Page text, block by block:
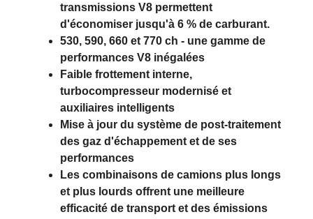
transmissions V8 permettent
d'économiser jusqu'à 6 % de carburant.
530, 590, 660 et 770 ch - une gamme de
performances V8 inégalées
Faible frottement interne,
turbocompresseur modernisé et
auxiliaires intelligents
Mise à jour du système de post-traitement
des gaz d'échappement et de ses
performances
Les combinaisons de camions plus longs
et plus lourds offrent une meilleure
efficacité de transport et des émissions